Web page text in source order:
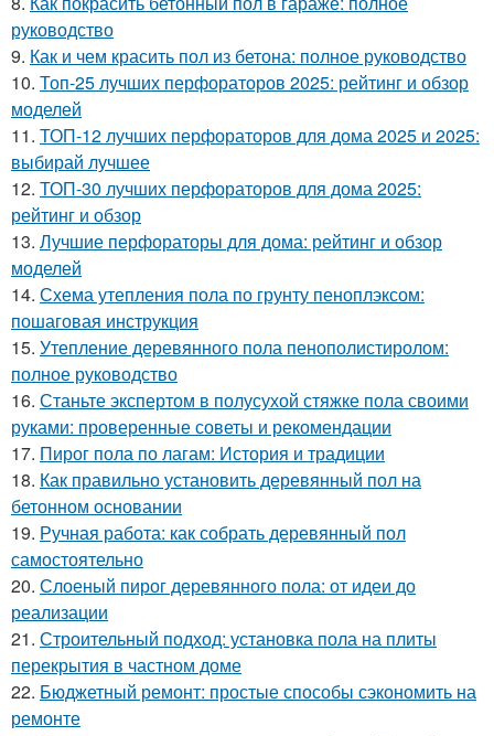
руководство
9. Как и чем красить пол из бетона: полное руководство
10. Топ-25 лучших перфораторов 2025: рейтинг и обзор
моделей
11. ТОП-12 лучших перфораторов для дома 2025 и 2025:
выбирай лучшее
12. ТОП-30 лучших перфораторов для дома 2025:
рейтинг и обзор
13. Лучшие перфораторы для дома: рейтинг и обзор
моделей
14. Схема утепления пола по грунту пеноплэксом:
пошаговая инструкция
15. Утепление деревянного пола пенополистиролом:
полное руководство
16. Станьте экспертом в полусухой стяжке пола своими
руками: проверенные советы и рекомендации
17. Пирог пола по лагам: История и традиции
18. Как правильно установить деревянный пол на
бетонном основании
19. Ручная работа: как собрать деревянный пол
самостоятельно
20. Слоеный пирог деревянного пола: от идеи до
реализации
21. Строительный подход: установка пола на плиты
перекрытия в частном доме
22. Бюджетный ремонт: простые способы сэкономить на
ремонте